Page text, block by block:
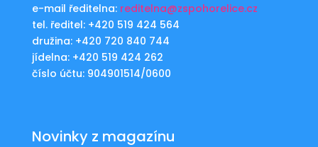
e-mail ředitelna: reditelna@zspohorelice.cz
tel. ředitel: +420 519 424 564
družina: +420 720 840 744
jídelna: +420 519 424 262
číslo účtu: 904901514/0600
Novinky z magazínu